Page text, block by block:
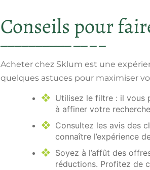
Conseils pour
Acheter chez Sklum est une
quelques astuces pour maximiser
Utilisez le filtre : il vous
à affiner votre
Consultez les avis des
connaître l’expérience
Soyez à l’affût des
réductions. Profitez de